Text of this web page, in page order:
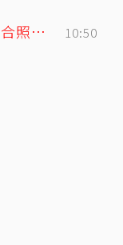
GD私下反差萌藏不住！霸總遇大聲公秒變乖兒子、與法師合照掀網暴動 10:50